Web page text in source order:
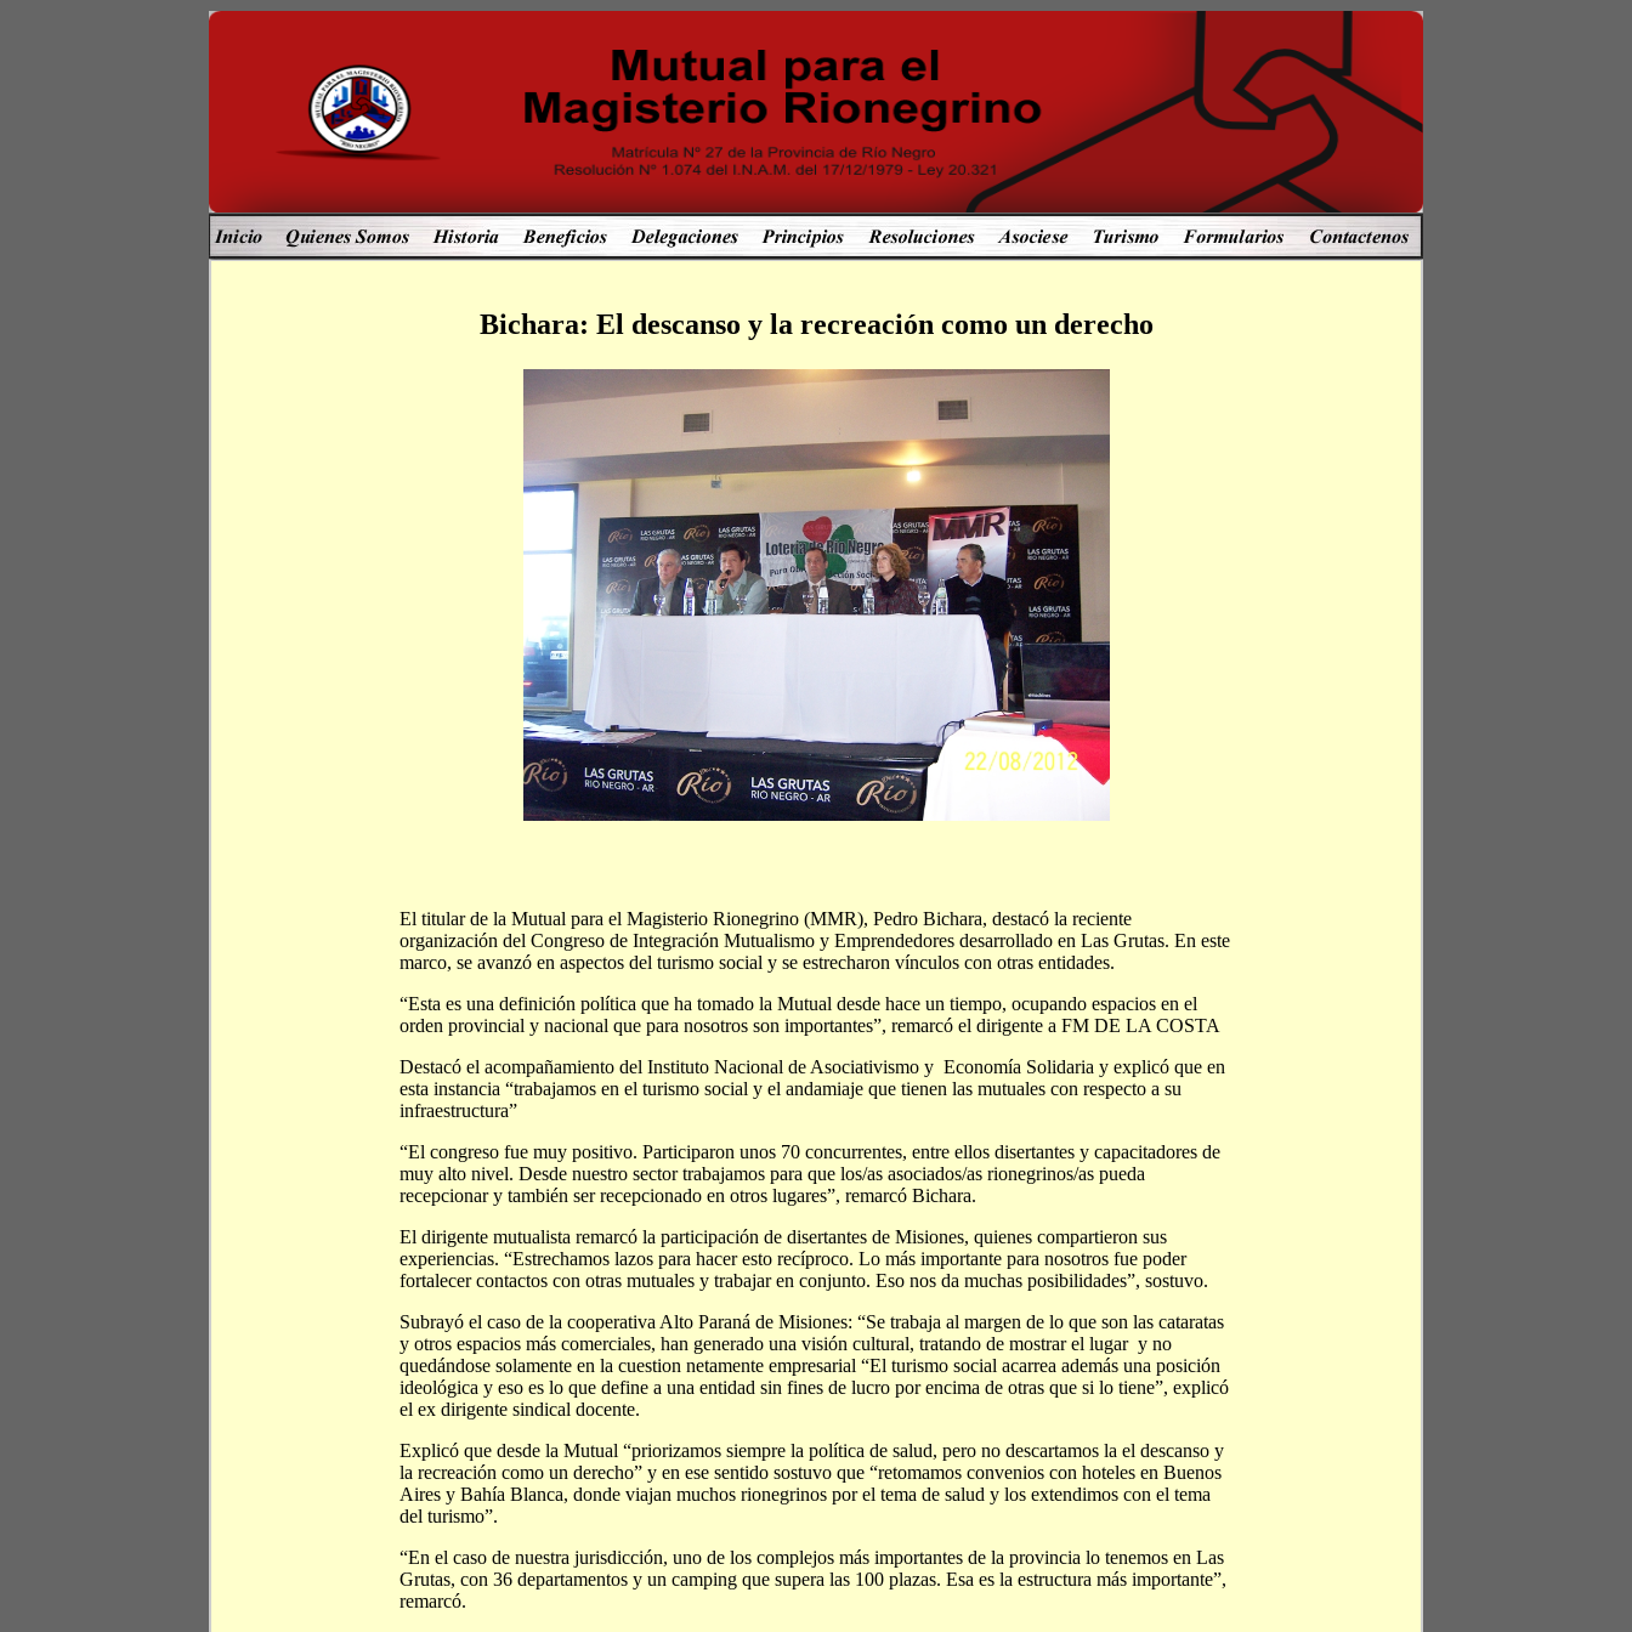
Bichara: El descanso y la recreación como un derecho
El titular de la Mutual para el Magisterio Rionegrino (MMR), Pedro Bichara, destacó la reciente
organización del Congreso de Integración Mutualismo y Emprendedores desarrollado en Las Grutas. En este
marco, se avanzó en aspectos del turismo social y se estrecharon vínculos con otras entidades.
“Esta es una definición política que ha tomado la Mutual desde hace un tiempo, ocupando espacios en el
orden provincial y nacional que para nosotros son importantes”, remarcó el dirigente a FM DE LA COSTA
Destacó el acompañamiento del Instituto Nacional de Asociativismo y Economía Solidaria y explicó que en
esta instancia “trabajamos en el turismo social y el andamiaje que tienen las mutuales con respecto a su
infraestructura”
“El congreso fue muy positivo. Participaron unos 70 concurrentes, entre ellos disertantes y capacitadores de
muy alto nivel. Desde nuestro sector trabajamos para que los/as asociados/as rionegrinos/as pueda
recepcionar y también ser recepcionado en otros lugares”, remarcó Bichara.
El dirigente mutualista remarcó la participación de disertantes de Misiones, quienes compartieron sus
experiencias. “Estrechamos lazos para hacer esto recíproco. Lo más importante para nosotros fue poder
fortalecer contactos con otras mutuales y trabajar en conjunto. Eso nos da muchas posibilidades”, sostuvo.
Subrayó el caso de la cooperativa Alto Paraná de Misiones: “Se trabaja al margen de lo que son las cataratas
y otros espacios más comerciales, han generado una visión cultural, tratando de mostrar el lugar y no
quedándose solamente en la cuestion netamente empresarial “El turismo social acarrea además una posición
ideológica y eso es lo que define a una entidad sin fines de lucro por encima de otras que si lo tiene”, explicó
el ex dirigente sindical docente.
Explicó que desde la Mutual “priorizamos siempre la política de salud, pero no descartamos la el descanso y
la recreación como un derecho” y en ese sentido sostuvo que “retomamos convenios con hoteles en Buenos
Aires y Bahía Blanca, donde viajan muchos rionegrinos por el tema de salud y los extendimos con el tema
del turismo”.
“En el caso de nuestra jurisdicción, uno de los complejos más importantes de la provincia lo tenemos en Las
Grutas, con 36 departamentos y un camping que supera las 100 plazas. Esa es la estructura más importante”,
remarcó.